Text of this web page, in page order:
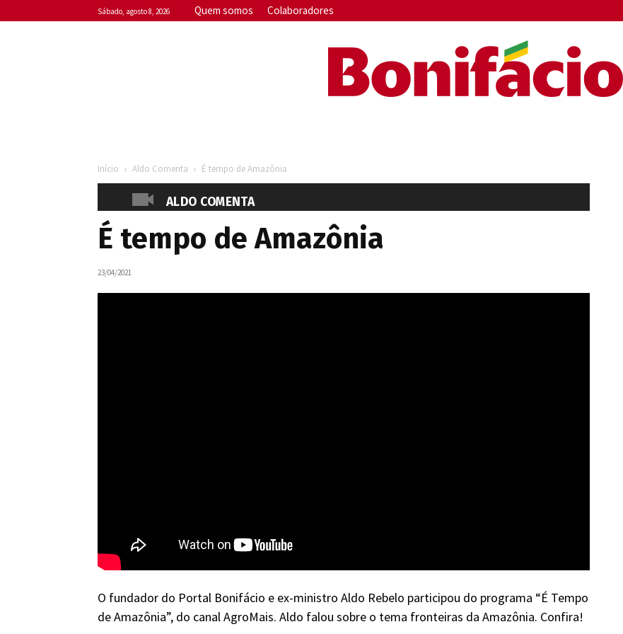
sábado, agosto 8, 2026 Quem somos Colaboradores
Início Aldo Comenta É tempo de Amazônia
ALDO COMENTA
É tempo de Amazônia
23/04/2021
O fundador do Portal Bonifácio e ex-ministro Aldo Rebelo participou do programa “É Tempo
de Amazônia”, do canal AgroMais. Aldo falou sobre o tema fronteiras da Amazônia. Confira!